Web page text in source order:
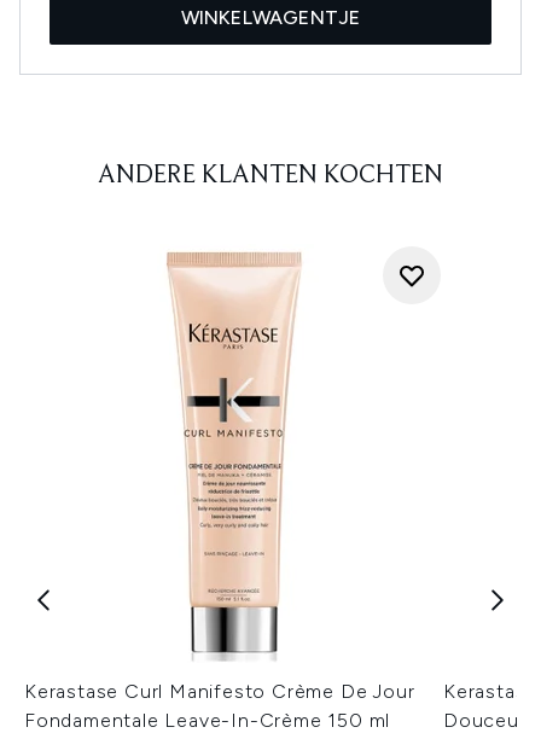
WINKELWAGENTJE
ANDERE KLANTEN KOCHTEN
Kerastase Curl Manifesto Crème De Jour
Fondamentale Leave-In-Crème 150 ml
Douceur